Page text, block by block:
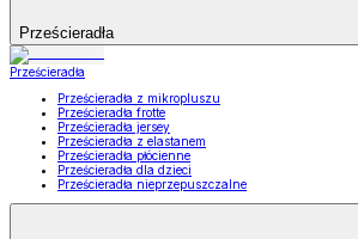
Prześcieradła
Prześcieradła
Prześcieradła z mikropluszu
Prześcieradła frotte
Prześcieradła jersey
Prześcieradła z elastanem
Prześcieradła płócienne
Prześcieradła dla dzieci
Prześcieradła nieprzepuszczalne